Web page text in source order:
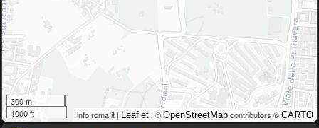
300 m
1000 ft
info.roma.it | Leaflet | ©OpenStreetMap contributors © CARTO